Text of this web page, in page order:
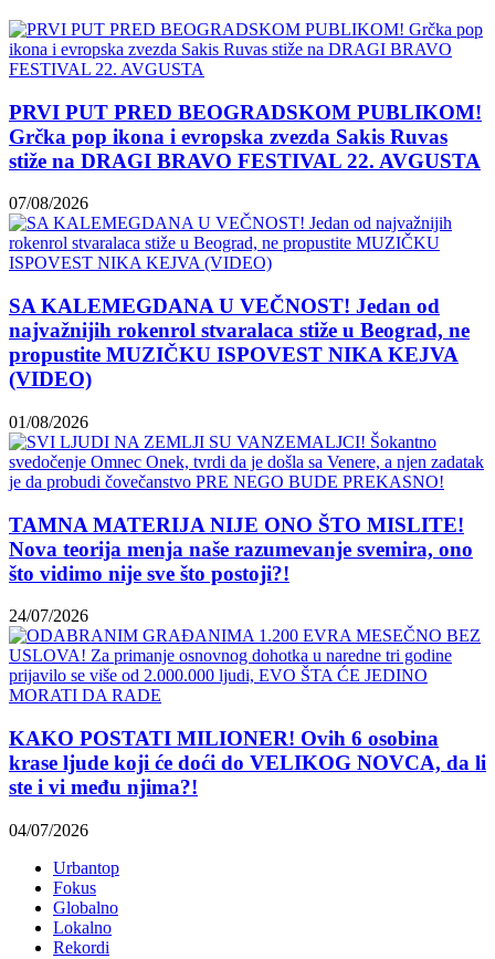
PRVI PUT PRED BEOGRADSKOM PUBLIKOM!
Grčka pop ikona i evropska zvezda Sakis Ruvas
stiže na DRAGI BRAVO FESTIVAL 22. AVGUSTA
07/08/2026
SA KALEMEGDANA U VEČNOST! Jedan od
najvažnijih rokenrol stvaralaca stiže u Beograd, ne
propustite MUZIČKU ISPOVEST NIKA KEJVA
(VIDEO)
01/08/2026
TAMNA MATERIJA NIJE ONO ŠTO MISLITE!
Nova teorija menja naše razumevanje svemira, ono
što vidimo nije sve što postoji?!
24/07/2026
KAKO POSTATI MILIONER! Ovih 6 osobina
krase ljude koji će doći do VELIKOG NOVCA, da li
ste i vi među njima?!
04/07/2026
Urbantop
Fokus
Globalno
Lokalno
Rekordi